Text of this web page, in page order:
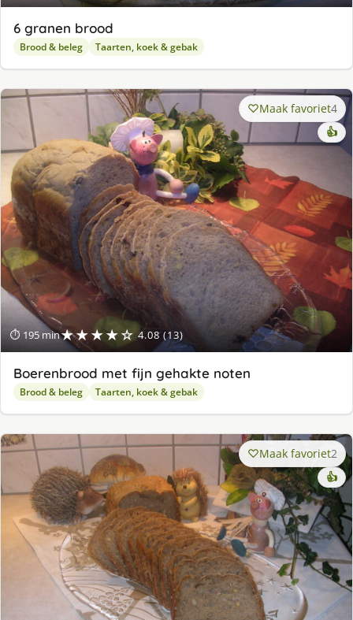
6 granen brood
Brood & beleg Taarten, koek & gebak
⏱ 195 min★★★★☆ 4.08 (13)
Maak favoriet4
👍
Boerenbrood met fijn gehakte noten
Brood & beleg Taarten, koek & gebak
Maak favoriet2
👍